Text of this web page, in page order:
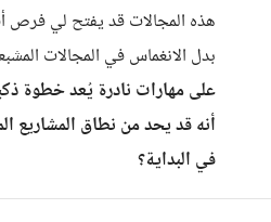
هذه المجالات قد يفتح لي فرص
بدل الانغماس في المجالات
على مهارات نادرة يُعد خطوة
أنه قد يحد من نطاق المشاريع
في البداية؟